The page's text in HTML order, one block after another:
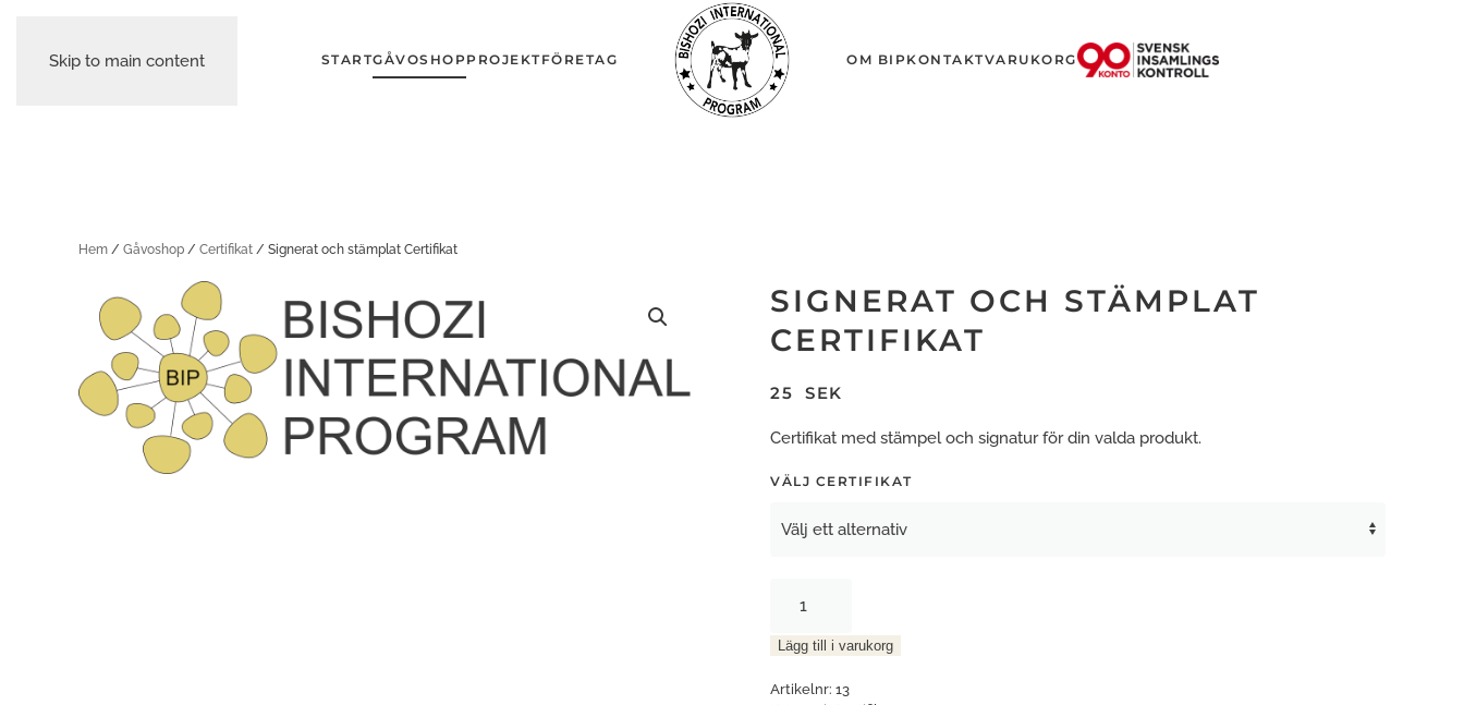
Skip to main content STARTGÅVOSHOPPROJEKTFÖRETAG OM BIPKONTAKTVARUKORG
Hem / Gåvoshop / Certifikat / Signerat och stämplat Certifikat
SIGNERAT OCH STÄMPLAT
CERTIFIKAT
25 SEK
Certifikat med stämpel och signatur för din valda produkt.
VÄLJ CERTIFIKAT
stämplat
Certifikat
mängd
Lägg till i varukorg
Artikelnr: 13